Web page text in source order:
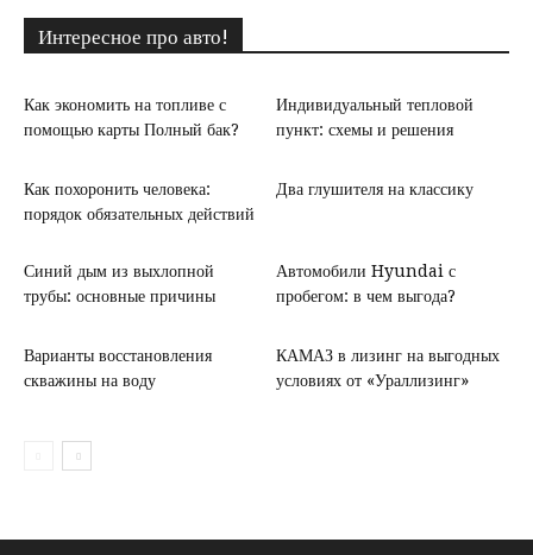
Интересное про авто!
Как экономить на топливе с
помощью карты Полный бак?
Индивидуальный тепловой
пункт: схемы и решения
Как похоронить человека:
порядок обязательных действий
Два глушителя на классику
Синий дым из выхлопной
трубы: основные причины
Автомобили Hyundai с
пробегом: в чем выгода?
Варианты восстановления
скважины на воду
КАМАЗ в лизинг на выгодных
условиях от «Ураллизинг»